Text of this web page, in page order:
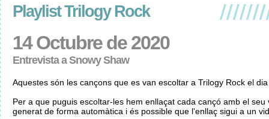
Playlist Trilogy Rock
14 Octubre de 2020
Entrevista a Snowy Shaw
Aquestes són les cançons que es van escoltar a Trilogy Rock el
Per a que puguis escoltar-les hem enllaçat cada cançó amb el
generat de forma automàtica i és possible que l'enllaç sigui a un